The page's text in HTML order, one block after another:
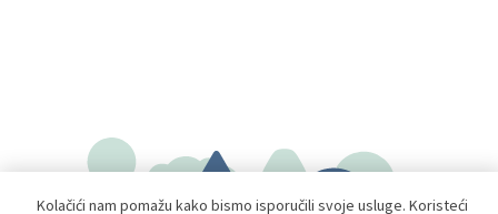
Kolačići nam pomažu kako bismo isporučili svoje usluge. Koristeći